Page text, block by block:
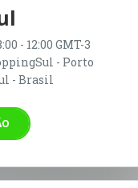
- 12:00 GMT-3
- Porto
- Brasil